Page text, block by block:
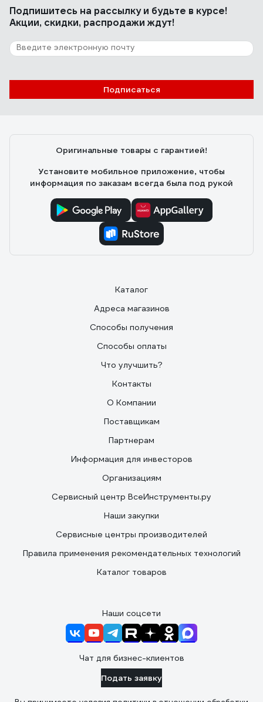
Подпишитесь на рассылкуи будьте в курсе!
Акции, скидки, распродажи ждут!
Подписаться
Оригинальные товары с гарантией!
Установите мобильное приложение, чтобы
информация по заказам всегда была под рукой
Каталог
Адреса магазинов
Способы получения
Способы оплаты
Что улучшить?
Контакты
О Компании
Поставщикам
Партнерам
Информация для инвесторов
Организациям
Сервисный центр ВсеИнструменты.ру
Наши закупки
Сервисные центры производителей
Правила применения рекомендательных технологий
Каталог товаров
Наши соцсети
Чат для бизнес-клиентов
Подать заявку